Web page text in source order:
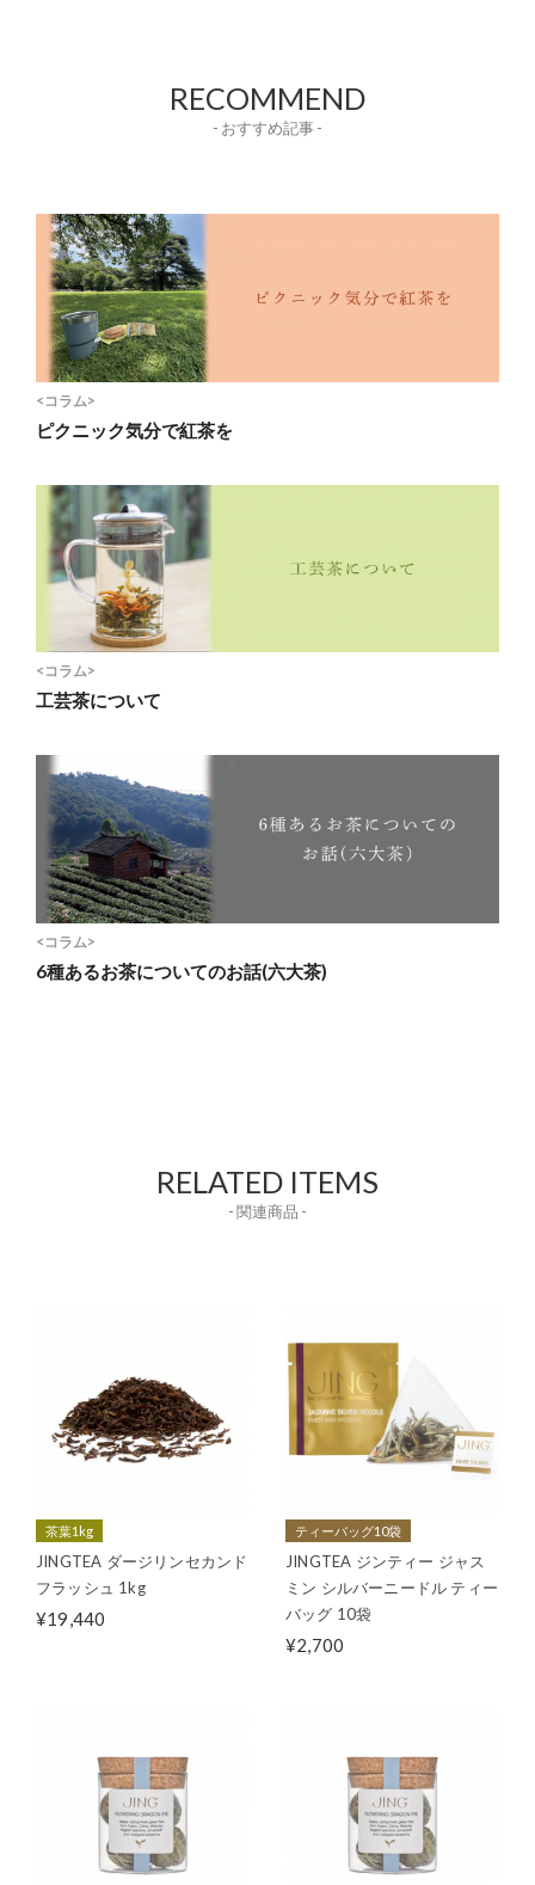
RECOMMEND
- おすすめ記事 -
<コラム>
ピクニック気分で紅茶を
<コラム>
工芸茶について
<コラム>
6種あるお茶についてのお話(六大茶)
RELATED ITEMS
- 関連商品 -
茶葉1kg
JINGTEA ダージリンセカンド
フラッシュ 1kg
¥19,440
ティーバッグ10袋
JINGTEA ジンティー ジャス
ミン シルバーニードル ティー
バッグ 10袋
¥2,700